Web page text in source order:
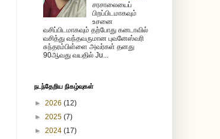
சரசாலையைப்
பிறப்பிடமாகவும்
உசனை
வசிப்பிடமாகவும் தற்போது கனடாவில்
வசித்து வந்தவருமான புவனேஸ்வரி
சுந்தரம்பிள்ளை அவர்கள் தனது
90ஆவது வயதில் Ju...
நடந்தேறிய நிகழ்வுகள்
► 2026 (12)
► 2025 (7)
► 2024 (17)